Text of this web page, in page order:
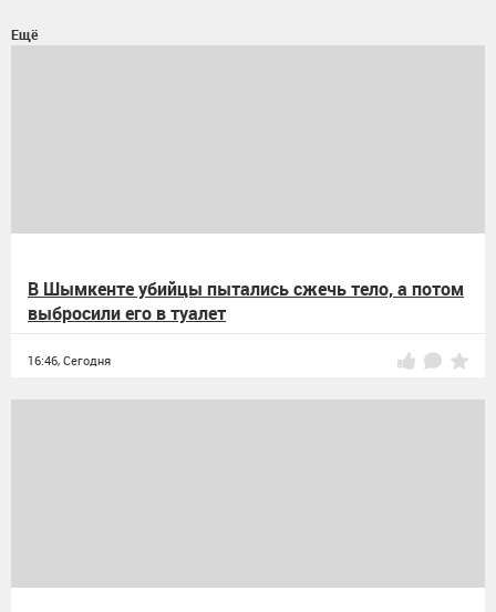
Ещё
В Шымкенте убийцы пытались сжечь тело, а потом
выбросили его в туалет
16:46, Сегодня